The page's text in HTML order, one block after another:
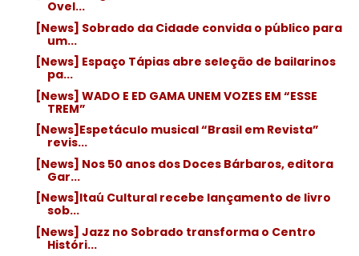
Ovel...
[News] Sobrado da Cidade convida o público para
um...
[News] Espaço Tápias abre seleção de bailarinos
pa...
[News] WADO E ED GAMA UNEM VOZES EM “ESSE
TREM”
[News]Espetáculo musical “Brasil em Revista”
revis...
[News] Nos 50 anos dos Doces Bárbaros, editora
Gar...
[News]Itaú Cultural recebe lançamento de livro
sob...
[News] Jazz no Sobrado transforma o Centro
Históri...